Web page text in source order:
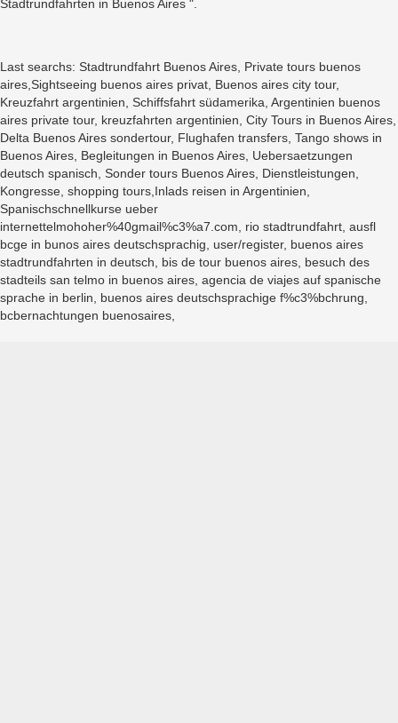
Stadtrundfahrten in Buenos Aires ".
Last searchs: Stadtrundfahrt Buenos Aires, Private tours buenos
aires,Sightseeing buenos aires privat, Buenos aires city tour,
Kreuzfahrt argentinien, Schiffsfahrt südamerika, Argentinien buenos
aires private tour, kreuzfahrten argentinien, City Tours in Buenos Aires,
Delta Buenos Aires sondertour, Flughafen transfers, Tango shows in
Buenos Aires, Begleitungen in Buenos Aires, Uebersaetzungen
deutsch spanisch, Sonder tours Buenos Aires, Dienstleistungen,
Kongresse, shopping tours,Inlads reisen in Argentinien,
Spanischschnellkurse ueber
internettelmohoher%40gmail%c3%a7.com, rio stadtrundfahrt, ausfl
bcge in bunos aires deutschsprachig, user/register, buenos aires
stadtrundfahrten in deutsch, bis de tour buenos aires, besuch des
stadteils san telmo in buenos aires, agencia de viajes auf spanische
sprache in berlin, buenos aires deutschsprachige f%c3%bchrung,
bcbernachtungen buenosaires,